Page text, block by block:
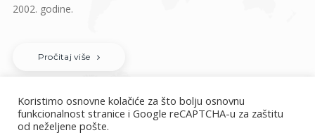
2002. godine.
Pročitaj više
Koristimo osnovne kolačiće za što bolju osnovnu
funkcionalnost stranice i Google reCAPTCHA-u za zaštitu
od neželjene pošte.